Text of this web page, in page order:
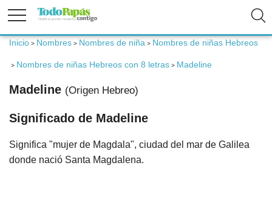
Embarazo
Inicio > Nombres > Nombres de niña > Nombres de niñas Hebreos
> Nombres de niñas Hebreos con 8 letras > Madeline
Madeline (Origen Hebreo)
Significado de Madeline
Significa "mujer de Magdala", ciudad del mar de Galilea
donde nació Santa Magdalena.